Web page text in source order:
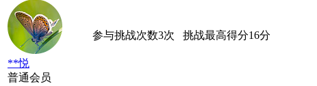
**悦
普通会员
参与挑战次数3次 挑战最高得分16分